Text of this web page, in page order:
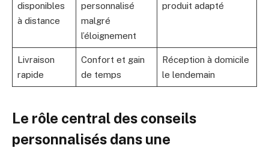
disponibles
à distance
personnalisé
malgré
l’éloignement
produit adapté
Livraison
rapide
Confort et gain
de temps
Réception à domicile
le lendemain
Le rôle central des conseils
personnalisés dans une